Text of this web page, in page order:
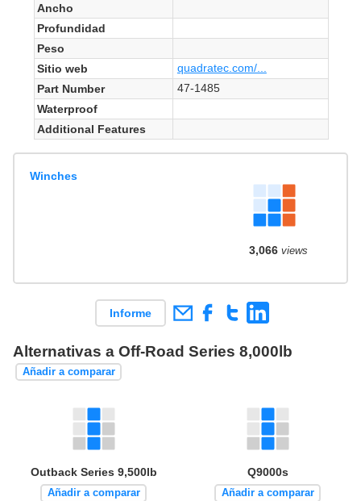
Ancho
Profundidad
Peso
Sitio web
quadratec.com/...
Part Number
47-1485
Waterproof
Additional Features
Winches
3,066views
Informe
Alternativas a Off-Road Series 8,000lb
Añadir a comparar
Outback Series 9,500lb
Añadir a comparar
Q9000s
Añadir a comparar